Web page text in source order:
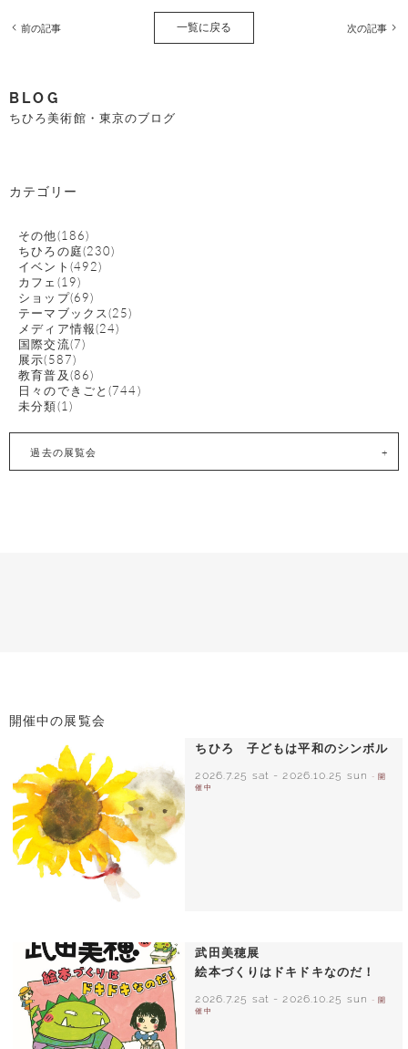
前の記事 一覧に戻る 次の記事
BLOG
ちひろ美術館・東京のブログ
カテゴリー
その他(186)
ちひろの庭(230)
イベント(492)
カフェ(19)
ショップ(69)
テーマブックス(25)
メディア情報(24)
国際交流(7)
展示(587)
教育普及(86)
日々のできごと(744)
未分類(1)
過去の展覧会
開催中の展覧会
ちひろ 子どもは平和のシンボル
2026.7.25 sat -2026.10.25 sun
- 開
催中
武田美穂展
絵本づくりはドキドキなのだ！
2026.7.25 sat - 2026.10.25 sun
- 開
催中